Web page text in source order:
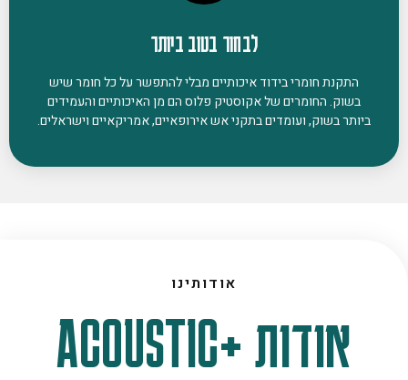
לבחור בטוב ביותר
התקנת חומרי בידוד איכותיים מבלי להתפשר על כל חומר שיש
בשוק. החומרים של אקוסטיק פלוס הם מן האיכותיים והעמידים
ביותר בשוק, ועומדים בתקני אש אירופאיים, אמריקאיים וישראלים.
אודותינו
אודות +ACOUSTIC